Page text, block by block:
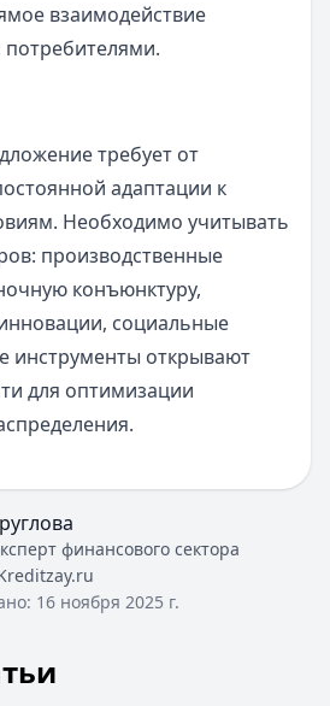
взаимодействие
потребителями.
требует от
адаптации к
Необходимо учитывать
производственные
конъюнктуру,
социальные
инструменты открывают
для оптимизации
финансового сектора
16 ноября 2025 г.